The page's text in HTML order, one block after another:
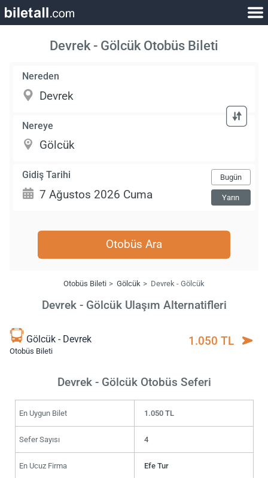
Devrek - Gölcük Otobüs Bileti
Nereden
Nereye
Gidiş Tarihi Bugün
Yarın
Otobüs Ara
Otobüs Bileti Gölcük Devrek - Gölcük
Devrek - Gölcük Ulaşım Alternatifleri
Gölcük - Devrek
Otobüs Bileti
1.050 TL
Devrek - Gölcük Otobüs Seferi
En Uygun Bilet 1.050 TL
Sefer Sayısı 4
En Ucuz Firma Efe Tur